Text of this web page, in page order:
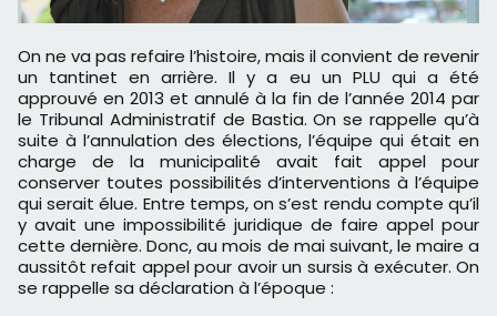
On ne va pas refaire l’histoire, mais il convient de revenir
un tantinet en arrière. Il y a eu un PLU qui a été
approuvé en 2013 et annulé à la fin de l’année 2014 par
le Tribunal Administratif de Bastia. On se rappelle qu’à
suite à l’annulation des élections, l’équipe qui était en
charge de la municipalité avait fait appel pour
conserver toutes possibilités d’interventions à l’équipe
qui serait élue. Entre temps, on s’est rendu compte qu’il
y avait une impossibilité juridique de faire appel pour
cette dernière. Donc, au mois de mai suivant, le maire a
aussitôt refait appel pour avoir un sursis à exécuter. On
se rappelle sa déclaration à l’époque :